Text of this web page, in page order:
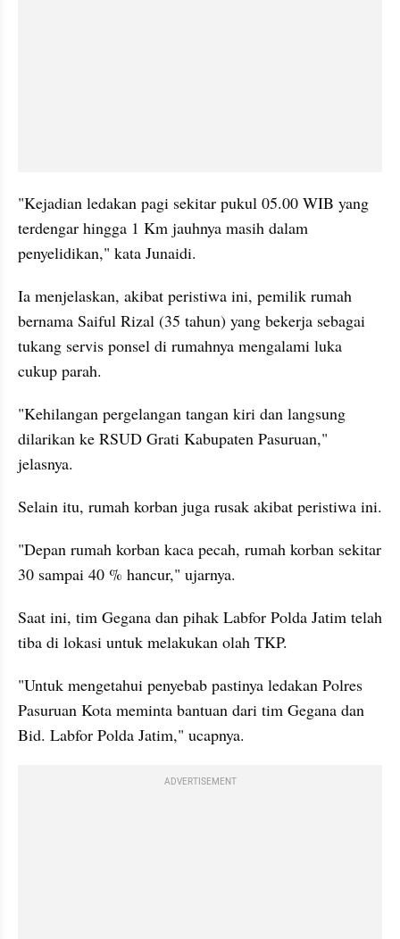
"Kejadian ledakan pagi sekitar pukul 05.00 WIB yang
terdengar hingga 1 Km jauhnya masih dalam
penyelidikan," kata Junaidi.
Ia menjelaskan, akibat peristiwa ini, pemilik rumah
bernama Saiful Rizal (35 tahun) yang bekerja sebagai
tukang servis ponsel di rumahnya mengalami luka
cukup parah.
"Kehilangan pergelangan tangan kiri dan langsung
dilarikan ke RSUD Grati Kabupaten Pasuruan,"
jelasnya.
"Depan rumah korban kaca pecah, rumah korban sekitar
30 sampai 40 % hancur," ujarnya.
Saat ini, tim Gegana dan pihak Labfor Polda Jatim telah
tiba di lokasi untuk melakukan olah TKP.
"Untuk mengetahui penyebab pastinya ledakan Polres
Pasuruan Kota meminta bantuan dari tim Gegana dan
Bid. Labfor Polda Jatim," ucapnya.
ADVERTISEMENT